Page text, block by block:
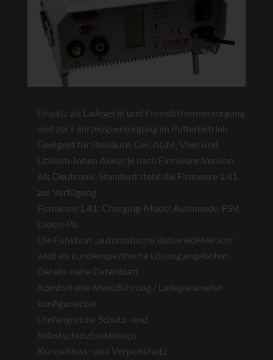
Einsatz als Ladegerät und Fremdstromversorgung
und zur Fahrzeugversorgung im Pufferbetrieb
Geeignet für Bleisäure, Gel, AGM, Vlies und
Lithium-Ionen Akkus je nach Firmware-Version
Als Deutronic-Standard steht die Firmware 1.41
zur Verfügung
Firmware 1.41: Charging-Mode: Automode, FSV,
Laden-Pb
Die Funktion „automatische Batteriedetektion“
wird als kundenspezifische Lösung angeboten
Details siehe Datenblatt
Komfortable Menüführung / Ladeparameter
konfigurierbar
Umfangreiche Schutz- und
Selbstschutzfunktionen
Kurzschluss- und Verpolschutz